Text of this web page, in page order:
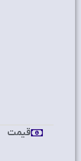
قیمت